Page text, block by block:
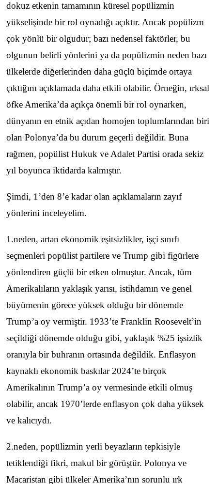
dokuz etkenin tamamının küresel popülizmin
yükselişinde bir rol oynadığı açıktır. Ancak popülizm
çok yönlü bir olgudur; bazı nedensel faktörler, bu
olgunun belirli yönlerini ya da popülizmin neden bazı
ülkelerde diğerlerinden daha güçlü biçimde ortaya
çıktığını açıklamada daha etkili olabilir. Örneğin, ırksal
öfke Amerika’da açıkça önemli bir rol oynarken,
dünyanın en etnik açıdan homojen toplumlarından biri
olan Polonya’da bu durum geçerli değildir. Buna
rağmen, popülist Hukuk ve Adalet Partisi orada sekiz
yıl boyunca iktidarda kalmıştır.
Şimdi, 1’den 8’e kadar olan açıklamaların zayıf
yönlerini inceleyelim.
1.neden, artan ekonomik eşitsizlikler, işçi sınıfı
seçmenleri popülist partilere ve Trump gibi figürlere
yönlendiren güçlü bir etken olmuştur. Ancak, tüm
Amerikalıların yaklaşık yarısı, istihdamın ve genel
büyümenin görece yüksek olduğu bir dönemde
Trump’a oy vermiştir. 1933’te Franklin Roosevelt’in
seçildiği dönemde olduğu gibi, yaklaşık %25 işsizlik
oranıyla bir buhranın ortasında değildik. Enflasyon
kaynaklı ekonomik baskılar 2024’te birçok
Amerikalının Trump’a oy vermesinde etkili olmuş
olabilir, ancak 1970’lerde enflasyon çok daha yüksek
ve kalıcıydı.
2.neden, popülizmin yerli beyazların tepkisiyle
tetiklendiği fikri, makul bir görüştür. Polonya ve
Macaristan gibi ülkeler Amerika’nın sorunlu ırk